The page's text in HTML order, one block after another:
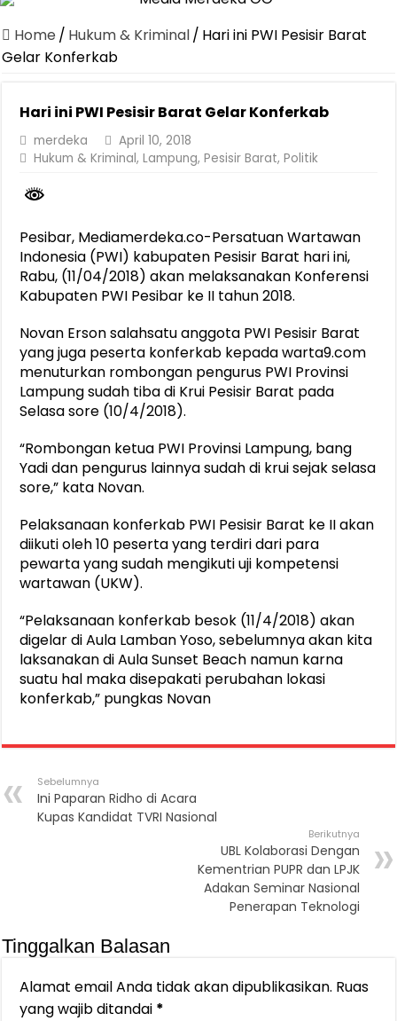
Canangkan Desa TAPIS dan Luncurkan Sekolah Lansia di
Pemprov Lampung Berhasil Kendalikan Inflasi, Jadi Provinsi
Dirut Jasa Raharja Dampingi Wamenhub Tinjau Penanganan
Pastikan Pelayanan Maksimal, Direksi Jasa Raharja Tinjau Korban
Jasa Raharja Jamin Seluruh Korban Kebakaran KM Mutiara
Gubernur Mirza Ajak IAI Darul Fattah Cetak SDM Adaptif
Purnama Wulan Sari Mirza Buka SiSeSa Roadshow Lampung
Home / Hukum & Kriminal/ Hari ini PWI Pesisir Barat
Gelar Konferkab
Hari ini PWI Pesisir Barat Gelar Konferkab
merdeka
April 10, 2018
Hukum & Kriminal,Lampung,Pesisir Barat,Politik
Pesibar, Mediamerdeka.co-Persatuan Wartawan
Indonesia (PWI) kabupaten Pesisir Barat hari ini,
Rabu, (11/04/2018) akan melaksanakan Konferensi
Kabupaten PWI Pesibar ke II tahun 2018.
Novan Erson salahsatu anggota PWI Pesisir Barat
yang juga peserta konferkab kepada warta9.com
menuturkan rombongan pengurus PWI Provinsi
Lampung sudah tiba di Krui Pesisir Barat pada
Selasa sore (10/4/2018).
“Rombongan ketua PWI Provinsi Lampung, bang
Yadi dan pengurus lainnya sudah di krui sejak selasa
sore,” kata Novan.
Pelaksanaan konferkab PWI Pesisir Barat ke II akan
diikuti oleh 10 peserta yang terdiri dari para
pewarta yang sudah mengikuti uji kompetensi
wartawan (UKW).
“Pelaksanaan konferkab besok (11/4/2018) akan
digelar di Aula Lamban Yoso, sebelumnya akan kita
laksanakan di Aula Sunset Beach namun karna
suatu hal maka disepakati perubahan lokasi
konferkab,” pungkas Novan
Sebelumnya
Ini Paparan Ridho di Acara
Kupas Kandidat TVRI Nasional
Berikutnya
UBL Kolaborasi Dengan
Kementrian PUPR dan LPJK
Adakan Seminar Nasional
Penerapan Teknologi
Tinggalkan Balasan
Alamat email Anda tidak akan dipublikasikan. Ruas
yang wajib ditandai *